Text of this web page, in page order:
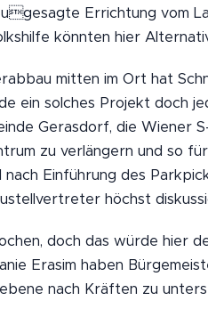
Errichtung vom
könnten hier
mitten im Ort hat
ein solches Projekt doch
Gerasdorf, die Wiener
zu verlängern und so
Einführung des
höchst
doch das würde hier
Erasim haben
nach Kräften zu